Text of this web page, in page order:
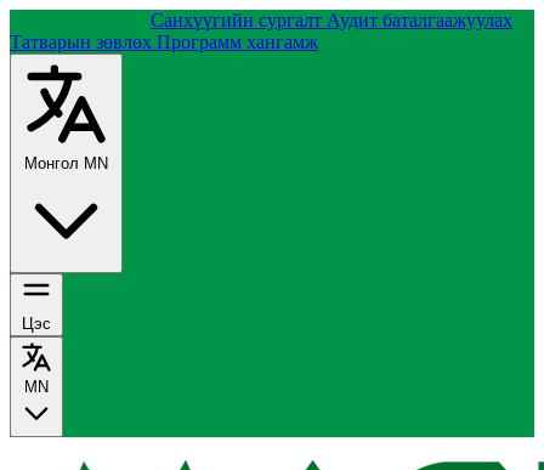
Санхүүгийн сургалт Аудит баталгаажуулах
Татварын зөвлөх Программ хангамж
Монгол MN
Цэс
MN